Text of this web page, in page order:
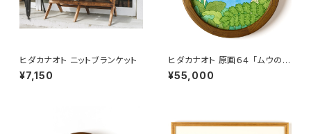
ヒダカナオト ニットブランケット
¥7,150
ヒダカナオト 原画６４ 「ムウの散
歩」
¥55,000